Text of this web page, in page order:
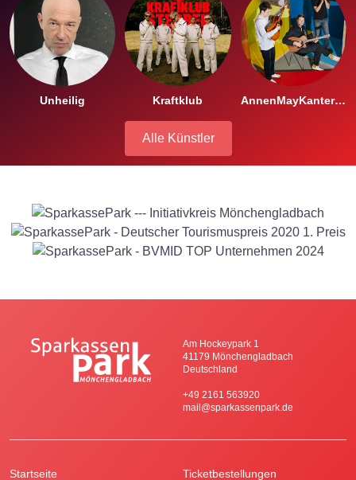
Unheilig Kraftklub AnnenMayKantereit
Alle Künstler
Am Hockeypark 1
41179 Mönchengladbach
Deutschland
+49 2161 563920
mail@sparkassenpark.de
Startseite Ticketbestellungen